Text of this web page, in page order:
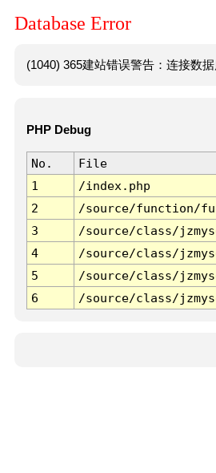
Database Error
(1040) 365建站错误警告：连接数
PHP Debug
No. File
1
/index.php
2
/source/function/
3
/source/class/
4
/source/class/
5
/source/class/
6
/source/class/